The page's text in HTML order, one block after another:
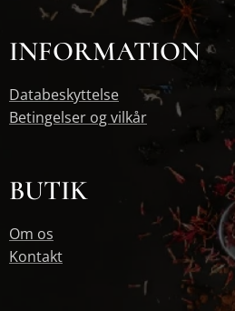
INFORMATION
Databeskyttelse
Betingelser og vilkår
BUTIK
Om os
Kontakt